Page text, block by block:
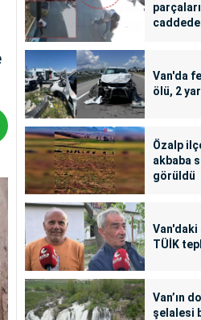
Van'da
ölü, 2
Özalp
akbaba
görüldü
TÜİK
Van’ın
şelalesi